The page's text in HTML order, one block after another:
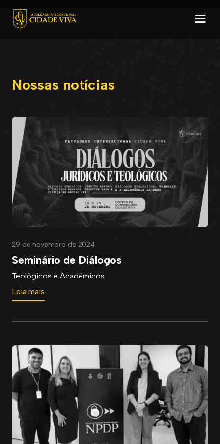
Nossas notícias
29 de novembro de 2024
Seminário de Diálogos
Teológicos e Acadêmicos
Leia mais